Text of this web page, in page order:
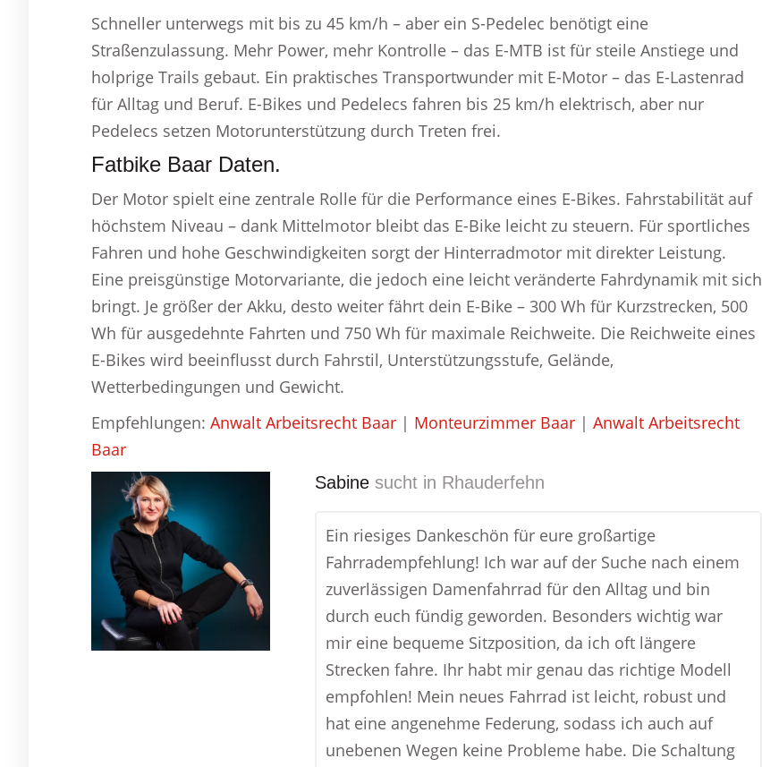
Schneller unterwegs mit bis zu 45 km/h – aber ein S-Pedelec benötigt eine
Straßenzulassung. Mehr Power, mehr Kontrolle – das E-MTB ist für steile Anstiege und
holprige Trails gebaut. Ein praktisches Transportwunder mit E-Motor – das E-Lastenrad
für Alltag und Beruf. E-Bikes und Pedelecs fahren bis 25 km/h elektrisch, aber nur
Pedelecs setzen Motorunterstützung durch Treten frei.
Fatbike Baar Daten.
Der Motor spielt eine zentrale Rolle für die Performance eines E-Bikes. Fahrstabilität auf
höchstem Niveau – dank Mittelmotor bleibt das E-Bike leicht zu steuern. Für sportliches
Fahren und hohe Geschwindigkeiten sorgt der Hinterradmotor mit direkter Leistung.
Eine preisgünstige Motorvariante, die jedoch eine leicht veränderte Fahrdynamik mit sich
bringt. Je größer der Akku, desto weiter fährt dein E-Bike – 300 Wh für Kurzstrecken, 500
Wh für ausgedehnte Fahrten und 750 Wh für maximale Reichweite. Die Reichweite eines
E-Bikes wird beeinflusst durch Fahrstil, Unterstützungsstufe, Gelände,
Wetterbedingungen und Gewicht.
Empfehlungen: Anwalt Arbeitsrecht Baar | Monteurzimmer Baar | Anwalt Arbeitsrecht
Baar
Sabine sucht in Rhauderfehn
Ein riesiges Dankeschön für eure großartige
Fahrradempfehlung! Ich war auf der Suche nach einem
zuverlässigen Damenfahrrad für den Alltag und bin
durch euch fündig geworden. Besonders wichtig war
mir eine bequeme Sitzposition, da ich oft längere
Strecken fahre. Ihr habt mir genau das richtige Modell
empfohlen! Mein neues Fahrrad ist leicht, robust und
hat eine angenehme Federung, sodass ich auch auf
unebenen Wegen keine Probleme habe. Die Schaltung